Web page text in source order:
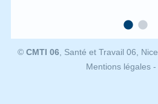
© CMTI 06 , Santé et Travail 06, Nice
Mentions légales-